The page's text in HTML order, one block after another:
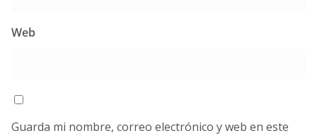
Web
Guarda mi nombre, correo electrónico y web en este